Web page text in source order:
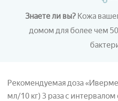
Знаете ли вы? Кожа
домом для более чем
Рекомендуемая доза
мл/10 кг) 3 раза с